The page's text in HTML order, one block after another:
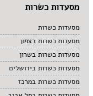
מסעדות כשרות
מסעדות כשרות
מסעדות כשרות בצפון
מסעדות כשרות בשרון
מסעדות כשרות בירושלים
מסעדות כשרות במרכז